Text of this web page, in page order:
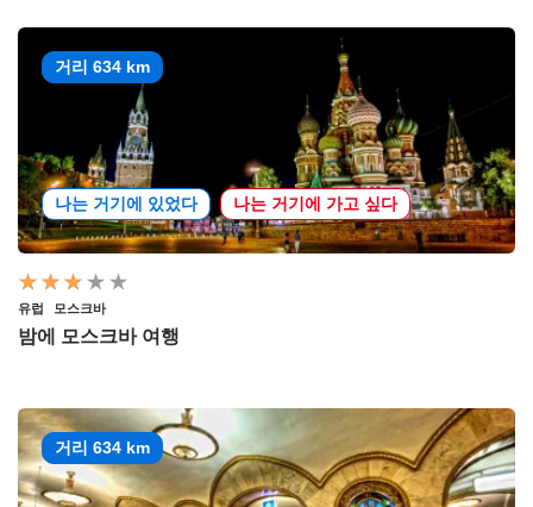
거리 634 km
나는 거기에 있었다 나는 거기에 가고 싶다
유럽 모스크바
밤에 모스크바 여행
거리 634 km